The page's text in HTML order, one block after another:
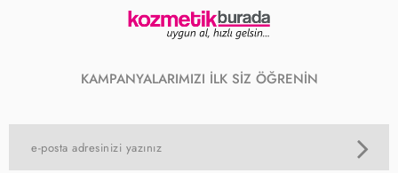
KAMPANYALARIMIZI İLK SİZ ÖĞRENİN